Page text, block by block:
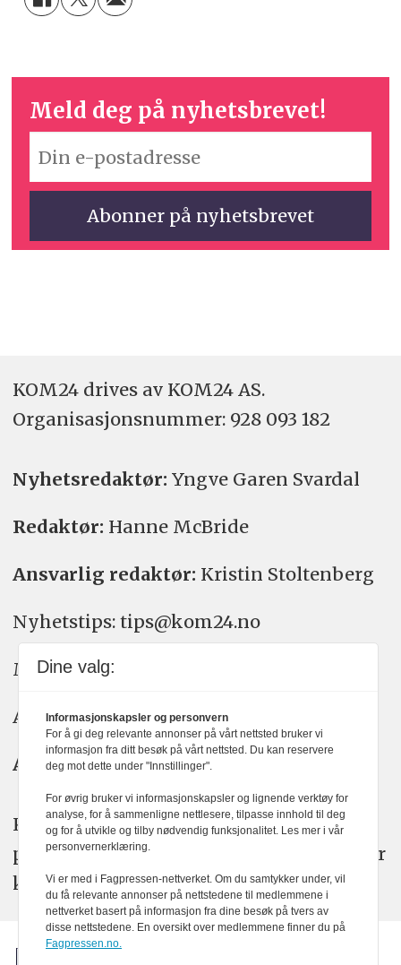
Meld deg på nyhetsbrevet!
KOM24 drives av KOM24 AS.
Organisasjons­nummer: 928 093 182
Nyhetsredaktør: Yngve Garen Svardal
Redaktør: Hanne McBride
Ansvarlig redaktør: Kristin Stoltenberg
Nyhetstips: tips@kom24.no
Meninger: meninger@kom24.no
Annonse: annonse@watchmedia.no
Abonnement:kom24@watchmedia.no
KOM24 arbeider etter Vær Varsom-
plakatens regler for god presseskikk. Her
kan du lese mer omPFUsarbeid.
Dine valg:
Informasjonskapsler og personvern
For å gi deg relevante annonser på vårt nettsted bruker vi
informasjon fra ditt besøk på vårt nettsted. Du kan reservere
deg mot dette under "Innstillinger".
For øvrig bruker vi informasjonskapsler og lignende verktøy for
analyse, for å sammenligne nettlesere, tilpasse innhold til deg
og for å utvikle og tilby nødvendig funksjonalitet. Les mer i vår
personvernerklæring.
Vi er med i Fagpressen-nettverket. Om du samtykker under, vil
du få relevante annonser på nettstedene til medlemmene i
nettverket basert på informasjon fra dine besøk på tvers av
disse nettstedene. En oversikt over medlemmene finner du på
Fagpressen.no.